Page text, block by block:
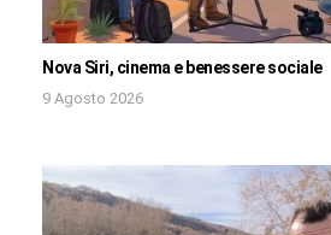
Nova Siri, cinema e benessere sociale
9 Agosto 2026